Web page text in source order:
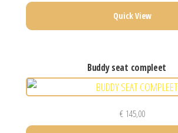
Quick View
buddy seat compleet
€145,00